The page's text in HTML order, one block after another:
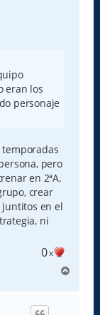
eran los
personaje
temporadas
pero
en 2ªA.
crear
juntitos en el
ni
0x
r